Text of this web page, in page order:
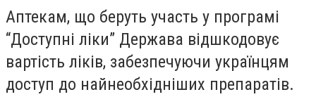
Аптекам, що беруть участь у програмі
“Доступні ліки” Держава відшкодовує
вартість ліків, забезпечуючи українцям
доступ до найнеобхідніших препаратів.